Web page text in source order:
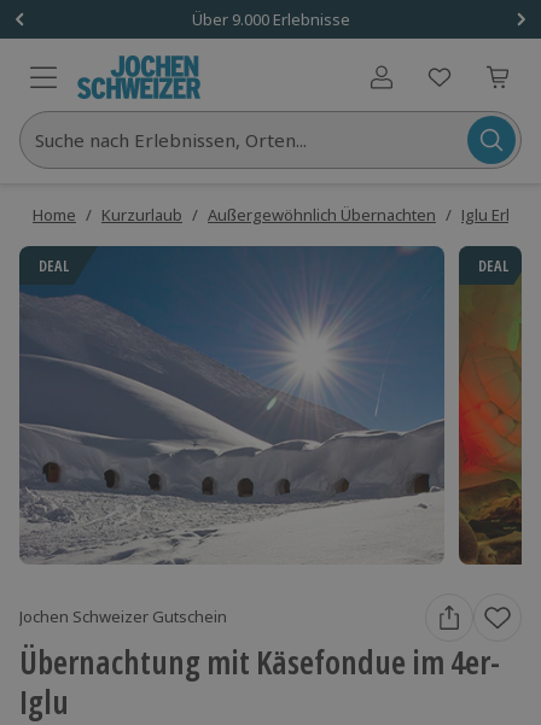
Über 9.000 Erlebnisse
Benutzerkonto
Suche nach Erlebnissen, Orten...
Home / Kurzurlaub / Außergewöhnlich Übernachten / Iglu
DEAL DEAL
Jochen Schweizer Gutschein
Übernachtung mit Käsefondue im 4er-
Iglu